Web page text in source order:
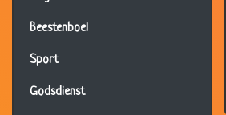
Beestenboel
Sport
Godsdienst